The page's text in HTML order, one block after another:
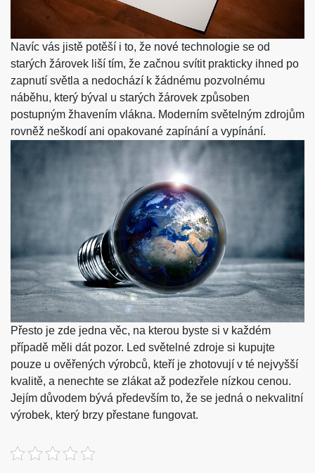
Navíc vás jistě potěší i to, že nové technologie se od
starých žárovek liší tím, že začnou svítit prakticky ihned po
zapnutí světla a nedochází k žádnému pozvolnému
náběhu, který býval u starých žárovek způsoben
postupným žhavením vlákna. Moderním světelným zdrojům
rovněž neškodí ani opakované zapínání a vypínání.
Přesto je zde jedna věc, na kterou byste si v každém
případě měli dát pozor. Led světelné zdroje si kupujte
pouze u ověřených výrobců, kteří je zhotovují v té nejvyšší
kvalitě, a nenechte se zlákat až podezřele nízkou cenou.
Jejím důvodem bývá především to, že se jedná o nekvalitní
výrobek, který brzy přestane fungovat.